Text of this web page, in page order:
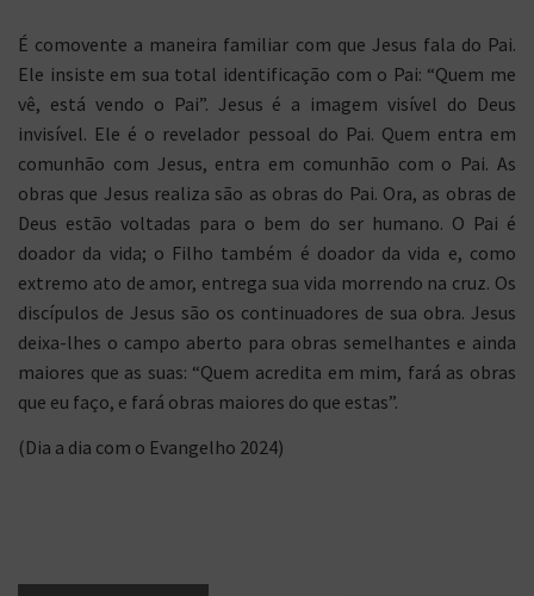
É comovente a maneira familiar com que Jesus fala do Pai.
Ele insiste em sua total identificação com o Pai: “Quem me
vê, está vendo o Pai”. Jesus é a imagem visível do Deus
invisível. Ele é o revelador pessoal do Pai. Quem entra em
comunhão com Jesus, entra em comunhão com o Pai. As
obras que Jesus realiza são as obras do Pai. Ora, as obras de
Deus estão voltadas para o bem do ser humano. O Pai é
doador da vida; o Filho também é doador da vida e, como
extremo ato de amor, entrega sua vida morrendo na cruz. Os
discípulos de Jesus são os continuadores de sua obra. Jesus
deixa-lhes o campo aberto para obras semelhantes e ainda
maiores que as suas: “Quem acredita em mim, fará as obras
que eu faço, e fará obras maiores do que estas”.
(Dia a dia com o Evangelho 2024)